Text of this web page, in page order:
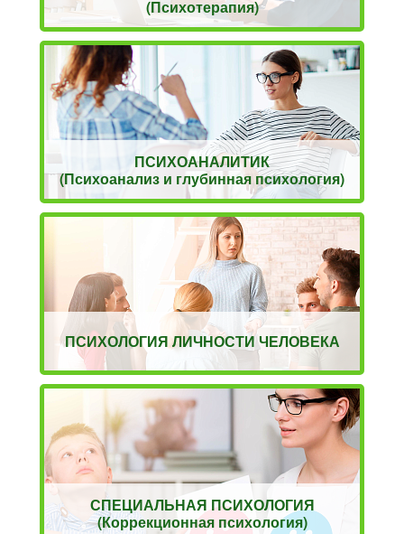
(Психотерапия)
ПСИХОАНАЛИТИК
(Психоанализ и глубинная психология)
ПСИХОЛОГИЯ ЛИЧНОСТИ ЧЕЛОВЕКА
СПЕЦИАЛЬНАЯ ПСИХОЛОГИЯ
(Коррекционная психология)